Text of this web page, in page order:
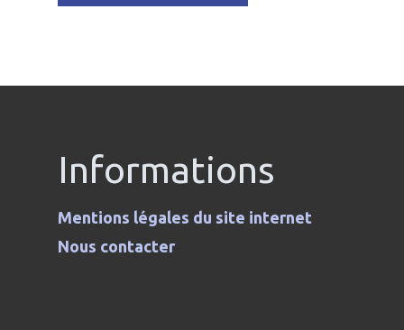
Informations
Mentions légales du site internet
Nous contacter